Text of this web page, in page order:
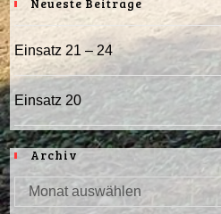
Neueste Beiträge
Einsatz 21 – 24
Einsatz 20
Archiv
Archiv
Monat auswählen